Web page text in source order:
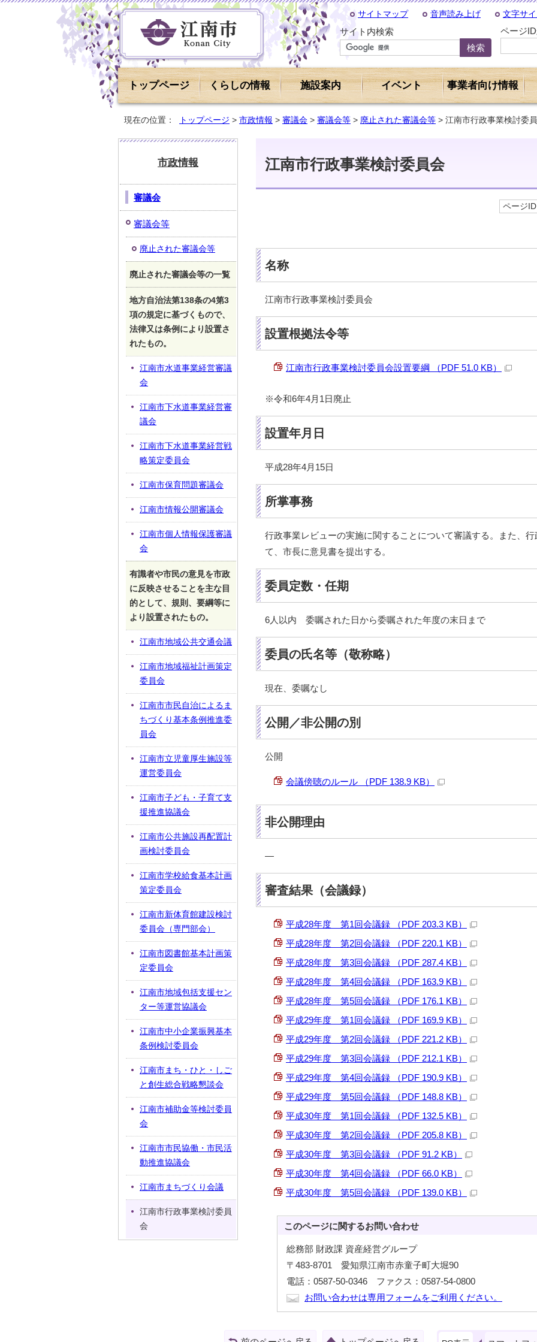
サイトマップ 音声読み上げ 文字サ
サイト内検索 ページ
トップページ くらしの情報 施設案内 イベント 事業者向け情報
現在の位置： トップページ > 市政情報 > 審議会 > 審議会等 > 廃止された審議会等 > 江南市行政事業検討委
江南市行政事業検討委員会
ページ
名称
江南市行政事業検討委員会
設置根拠法令等
江南市行政事業検討委員会設置要綱 （PDF 51.0 KB）
※令和6年4月1日廃止
設置年月日
平成28年4月15日
所掌事務
行政事業レビューの実施に関することについて審議する。また、
て、市長に意見書を提出する。
委員定数・任期
6人以内 委嘱された日から委嘱された年度の末日まで
委員の氏名等（敬称略）
現在、委嘱なし
公開／非公開の別
公開
会議傍聴のルール （PDF 138.9 KB）
非公開理由
—
審査結果（会議録）
平成28年度 第1回会議録 （PDF 203.3 KB）
平成28年度 第2回会議録 （PDF 220.1 KB）
平成28年度 第3回会議録 （PDF 287.4 KB）
平成28年度 第4回会議録 （PDF 163.9 KB）
平成28年度 第5回会議録 （PDF 176.1 KB）
平成29年度 第1回会議録 （PDF 169.9 KB）
平成29年度 第2回会議録 （PDF 221.2 KB）
平成29年度 第3回会議録 （PDF 212.1 KB）
平成29年度 第4回会議録 （PDF 190.9 KB）
平成29年度 第5回会議録 （PDF 148.8 KB）
平成30年度 第1回会議録 （PDF 132.5 KB）
平成30年度 第2回会議録 （PDF 205.8 KB）
平成30年度 第3回会議録 （PDF 91.2 KB）
平成30年度 第4回会議録 （PDF 66.0 KB）
平成30年度 第5回会議録 （PDF 139.0 KB）
このページに関するお問い合わせ
総務部 財政課 資産経営グループ
〒483-8701 愛知県江南市赤童子町大堀90
電話：0587-50-0346 ファクス：0587-54-0800
お問い合わせは専用フォームをご利用ください。
市政情報
審議会
審議会等
廃止された審議会等
廃止された審議会等の一覧
地方自治法第138条の4第3
項の規定に基づくもので、
法律又は条例により設置さ
れたもの。
江南市水道事業経営審議
会
江南市下水道事業経営審
議会
江南市下水道事業経営戦
略策定委員会
江南市保育問題審議会
江南市情報公開審議会
江南市個人情報保護審議
会
有識者や市民の意見を市政
に反映させることを主な目
的として、規則、要綱等に
より設置されたもの。
江南市地域公共交通会議
江南市地域福祉計画策定
委員会
江南市市民自治によるま
ちづくり基本条例推進委
員会
江南市立児童厚生施設等
運営委員会
江南市子ども・子育て支
援推進協議会
江南市公共施設再配置計
画検討委員会
江南市学校給食基本計画
策定委員会
江南市新体育館建設検討
委員会（専門部会）
江南市図書館基本計画策
定委員会
江南市地域包括支援セン
ター等運営協議会
江南市中小企業振興基本
条例検討委員会
江南市まち・ひと・しご
と創生総合戦略懇談会
江南市補助金等検討委員
会
江南市市民協働・市民活
動推進協議会
江南市まちづくり会議
江南市行政事業検討委員
会